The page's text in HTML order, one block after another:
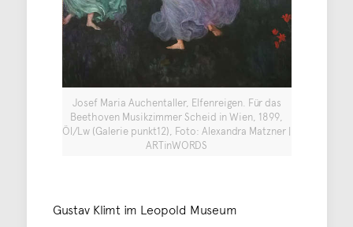
Josef Maria Auchentaller, Elfenreigen. Für das
Beethoven Musikzimmer Scheid in Wien, 1899,
Öl/Lw (Galerie punkt12), Foto: Alexandra Matzner |
ARTinWORDS
Gustav Klimt im Leopold Museum